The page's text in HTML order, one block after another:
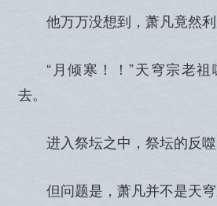
他万万没想到，萧凡竟然利
“月倾寒！！”天穹宗老
去。
进入祭坛之中，祭坛的反
但问题是，萧凡并不是天